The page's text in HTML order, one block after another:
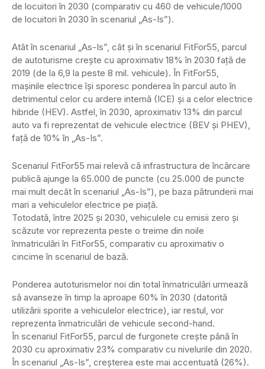
de locuitori în 2030 (comparativ cu 460 de vehicule/1000
de locuitori în 2030 în scenariul „As-Is”).
Atât în scenariul „As-Is”, cât și în scenariul FitFor55, parcul
de autoturisme crește cu aproximativ 18% în 2030 față de
2019 (de la 6,9 la peste 8 mil. vehicule). În FitFor55,
mașinile electrice își sporesc ponderea în parcul auto în
detrimentul celor cu ardere internă (ICE) și a celor electrice
hibride (HEV). Astfel, în 2030, aproximativ 13% din parcul
auto va fi reprezentat de vehicule electrice (BEV și PHEV),
față de 10% în „As-Is”.
Scenariul FitFor55 mai relevă că infrastructura de încărcare
publică ajunge la 65.000 de puncte (cu 25.000 de puncte
mai mult decât în scenariul „As-Is”), pe baza pătrunderii mai
mari a vehiculelor electrice pe piață.
Totodată, între 2025 și 2030, vehiculele cu emisii zero și
scăzute vor reprezenta peste o treime din noile
înmatriculări în FitFor55, comparativ cu aproximativ o
cincime în scenariul de bază.
Ponderea autoturismelor noi din total înmatriculări urmează
să avanseze în timp la aproape 60% în 2030 (datorită
utilizării sporite a vehiculelor electrice), iar restul, vor
reprezenta înmatriculări de vehicule second-hand.
În scenariul FitFor55, parcul de furgonete crește până în
2030 cu aproximativ 23% comparativ cu nivelurile din 2020.
În scenariul „As-Is”, creșterea este mai accentuată (26%).